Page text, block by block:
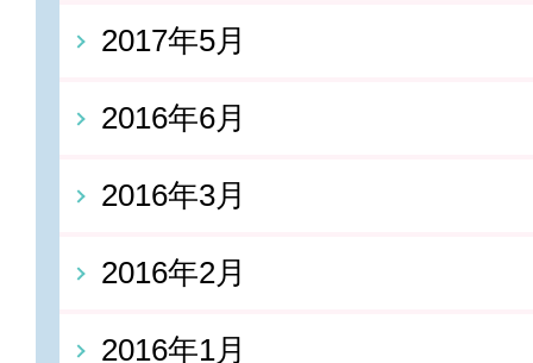
2017年5月
2016年6月
2016年3月
2016年2月
2016年1月